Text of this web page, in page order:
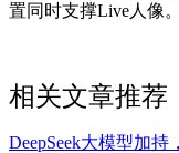
置同时支撑Live人像。
相关文章推荐
DeepSeek大模型加